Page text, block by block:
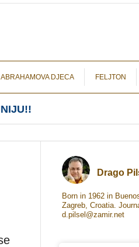
ABRAHAMOVA DJECA FELJTON
Drago
Born in 1962 in
Zagreb, Croatia.
d.pilsel@zamir.net